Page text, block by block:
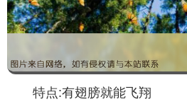
特点:有翅膀就能飞翔